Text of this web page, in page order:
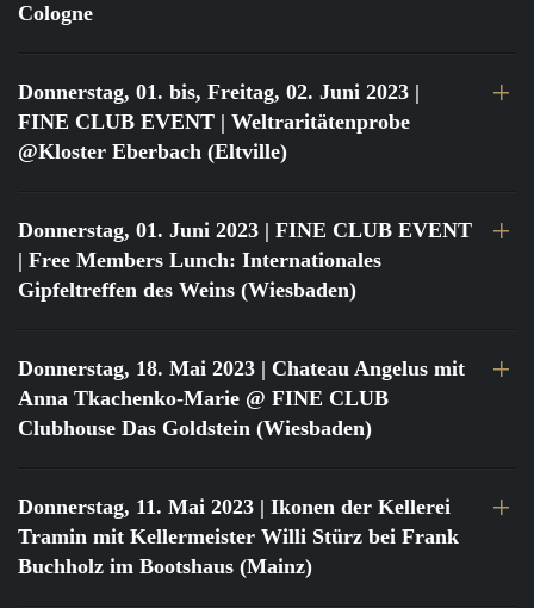
Cologne
Donnerstag, 01. bis, Freitag, 02. Juni 2023 |
FINE CLUB EVENT | Weltraritätenprobe
@Kloster Eberbach (Eltville)
Donnerstag, 01. Juni 2023 | FINE CLUB EVENT
| Free Members Lunch: Internationales
Gipfeltreffen des Weins (Wiesbaden)
Donnerstag, 18. Mai 2023 | Chateau Angelus mit
Anna Tkachenko-Marie @ FINE CLUB
Clubhouse Das Goldstein (Wiesbaden)
Donnerstag, 11. Mai 2023 | Ikonen der Kellerei
Tramin mit Kellermeister Willi Stürz bei Frank
Buchholz im Bootshaus (Mainz)